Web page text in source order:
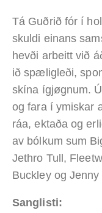
Tá Guðrið fór í
skuldi einans
hevði arbeitt við
ið spæligleði,
skína ígjøgnum.
og fara í ymiskar
ráa, ektaða og
av bólkum sum
Jethro Tull,
Buckley og Jenny
Sanglisti: